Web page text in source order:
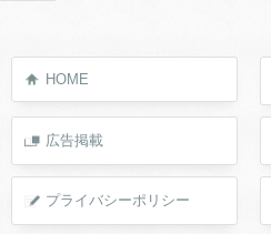
HOME
広告掲載
プライバシーポリシー